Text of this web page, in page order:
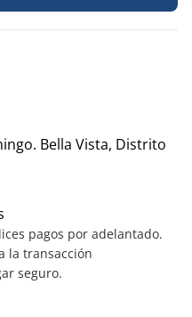
Bella Vista, Distrito
pagos por adelantado.
la transacción
seguro.